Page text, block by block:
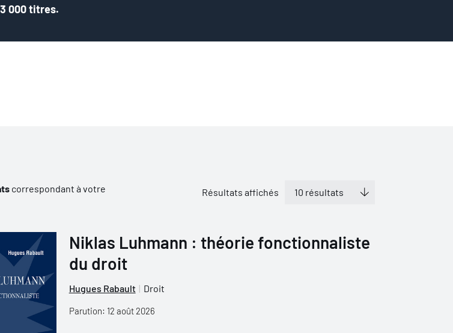
3 000 titres.
correspondant à votre
Résultats affichés
Niklas Luhmann : théorie fonctionnaliste
du droit
Hugues Rabault Droit
Parution: 12 août 2026